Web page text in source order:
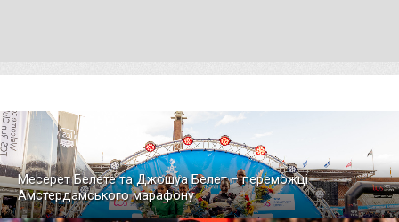
Месерет Белете та Джошуа Белет – переможці
Амстердамського марафону